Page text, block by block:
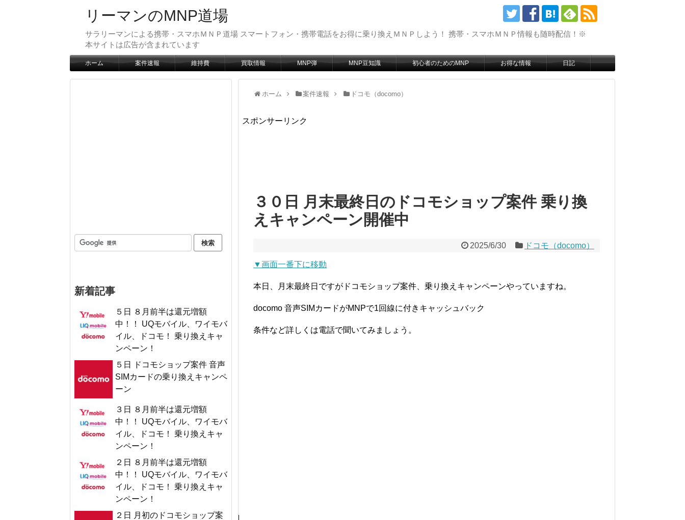
リーマンのMNP道場
サラリーマンによる携帯・スマホＭＮＰ道場 スマートフォン・携帯電話をお得に乗り換えＭＮＰしよう！ 携帯・スマホＭＮＰ情報も随時配信！※
本サイトは広告が含まれています
ホーム 案件速報 維持費 買取情報 MNP弾 MNP豆知識 初心者のためのMNP お得な情報 日記
ホーム 案件速報 ドコモ（docomo）
スポンサーリンク
３０日 月末最終日のドコモショップ案件 乗り換
えキャンペーン開催中
2025/6/30 ドコモ（docomo）
▼画面一番下に移動
本日、月末最終日ですがドコモショップ案件、乗り換えキャンペーンやっていますね。
docomo 音声SIMカードがMNPで1回線に付きキャッシュバック
条件など詳しくは電話で聞いてみましょう。
新着記事
５日 ８月前半は還元増額
中！！ UQモバイル、ワイモバ
イル、ドコモ！ 乗り換えキャ
ンペーン！
５日 ドコモショップ案件 音声
SIMカードの乗り換えキャンペ
ーン
３日 ８月前半は還元増額
中！！ UQモバイル、ワイモバ
イル、ドコモ！ 乗り換えキャ
ンペーン！
２日 ８月前半は還元増額
中！！ UQモバイル、ワイモバ
イル、ドコモ！ 乗り換えキャ
ンペーン！
２日 月初のドコモショップ案